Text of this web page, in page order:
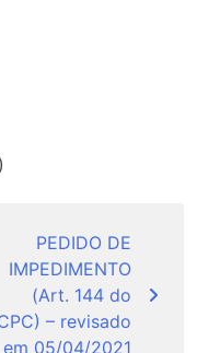
PEDIDO DE
IMPEDIMENTO
(Art. 144 do
– revisado
em 05/04/2021